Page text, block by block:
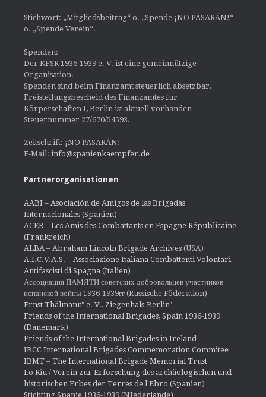
Stichwort: „Mitgliedsbeitrag“ o. „Spende ¡NO PASARÁN!“
o. „Spende Verein“.
Spenden:
Der KFSR 1936-1939 e. V. ist eine gemeinnützige
Organisation.
Spenden sind beim Finanzamt steuerlich absetzbar.
Freistellungsbescheid des Finanzamtes für
Körperschaften I, Berlin ist aktuell vorhanden
Steuernummer 27/670/54593.
Zeitschrift: ¡NO PASARÁN!
E-Mail: info@spanienkaempfer.de
Partnerorganisationen
AABI – Asociación de Amigos de las Brigadas
Internacionales (Spanien)
ACER – Les Amis des Combattants en Espagne Républicaine
(Frankreich)
ALBA – Abraham Lincoln Brigade Archives (USA)
A.I.C.V.A.S. – Associazione Italiana Combattenti Volontari
Antifascisti di Spagna (Italien)
Ассоциация ПАМЯТИ советских добровольцев участников
испанской войны 1936-1939гг (Russische Föderation)
Ernst Thälmann" e. V., Ziegenhals-Berlin"
Friends of the International Brigades, Spain 1936-1939
(Dänemark)
Friends of the International Brigades in Ireland
IBCC International Brigades Commemoration Commitee
IBMT – The International Brigade Memorial Trust
Lo Riu / Verein zur Erforschung des archäologischen und
historischen Erbes der Terres de l'Ebro (Spanien)
Stichting Spanje 1936-1939 (NIederlande)